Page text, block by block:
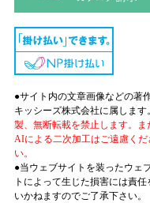
●サイト内の文章画像などの著
キッシーズ株式会社に属します。
製、無断転載を禁止します。ま
AIによる二次加工はご遠慮くだ
い。
●当ウェブサイトを装ったウェ
トによって生じた損害には責任
いかねますのでご了承下さい。